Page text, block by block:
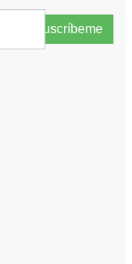
Suscríbeme